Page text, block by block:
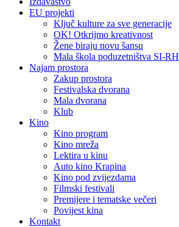
EU projekti
Ključ kulture za sve generacije
OK! Otkrijmo kreativnost
Žene biraju novu šansu
Mala škola poduzetništva SI-RH
Najam prostora
Zakup prostora
Festivalska dvorana
Mala dvorana
Klub
Kino
Kino program
Kino mreža
Lektira u kinu
Auto kino Krapina
Kino pod zvijezdama
Filmski festivali
Premijere i tematske večeri
Povijest kina
Kontakt